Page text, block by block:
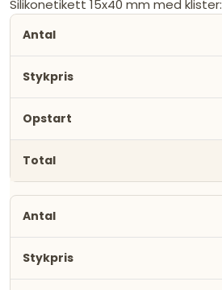
Silikonetikett 15x40 mm med klister: